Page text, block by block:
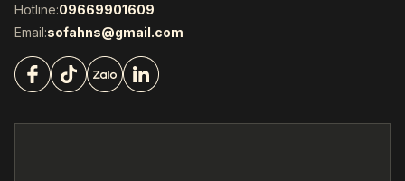
Hotline:09669901609
Email:sofahns@gmail.com